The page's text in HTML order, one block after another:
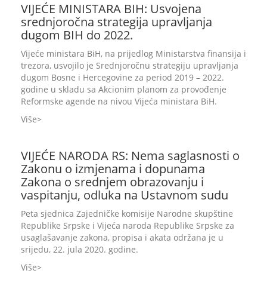
VIJEĆE MINISTARA BIH: Usvojena
srednjoročna strategija upravljanja
dugom BIH do 2022.
Vijeće ministara BiH, na prijedlog Ministarstva finansija i
trezora, usvojilo je Srednjoročnu strategiju upravljanja
dugom Bosne i Hercegovine za period 2019 – 2022.
godine u skladu sa Akcionim planom za provođenje
Reformske agende na nivou Vijeća ministara BiH.
Više
VIJEĆE NARODA RS: Nema saglasnosti o
Zakonu o izmjenama i dopunama
Zakona o srednjem obrazovanju i
vaspitanju, odluka na Ustavnom sudu
Peta sjednica Zajedničke komisije Narodne skupštine
Republike Srpske i Vijeća naroda Republike Srpske za
usaglašavanje zakona, propisa i akata održana je u
srijedu, 22. jula 2020. godine.
Više